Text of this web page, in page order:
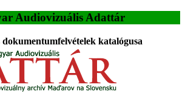
Audiovizuális Adattár
katalógusa